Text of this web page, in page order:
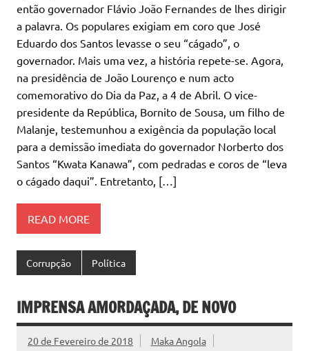
então governador Flávio João Fernandes de lhes dirigir
a palavra. Os populares exigiam em coro que José
Eduardo dos Santos levasse o seu “cágado”, o
governador. Mais uma vez, a história repete-se. Agora,
na presidência de João Lourenço e num acto
comemorativo do Dia da Paz, a 4 de Abril. O vice-
presidente da República, Bornito de Sousa, um filho de
Malanje, testemunhou a exigência da população local
para a demissão imediata do governador Norberto dos
Santos “Kwata Kanawa”, com pedradas e coros de “leva
o cágado daqui”. Entretanto, […]
READ MORE
Corrupção Política
IMPRENSA AMORDAÇADA, DE NOVO
20 de Fevereiro de 2018 Maka Angola